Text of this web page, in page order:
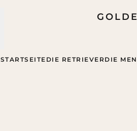
STARTSEITE DIE RETRIEVERDIE